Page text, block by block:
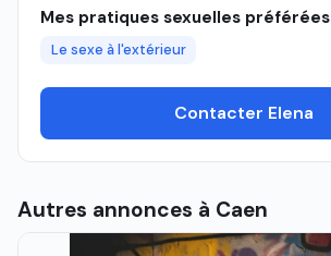
Mes pratiques sexuelles préférées
Le sexe à l'extérieur
Contacter Elena
Autres annonces à Caen